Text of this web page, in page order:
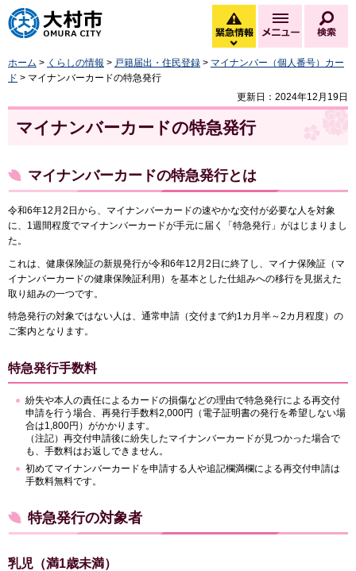
大村市
緊急情報
緊急情報を開く
メニュー
ホーム > くらしの情報 > 戸籍届出・住民登録 > マイナンバー（個人番号）カー
ド > マイナンバーカードの特急発行
更新日：2024年12月19日
マイナンバーカードの特急発行
マイナンバーカードの特急発行とは
令和6年12月2日から、マイナンバーカードの速やかな交付が必要な人を対象
に、1週間程度でマイナンバーカードが手元に届く「特急発行」がはじまりまし
た。
これは、健康保険証の新規発行が令和6年12月2日に終了し、マイナ保険証（マ
イナンバーカードの健康保険証利用）を基本とした仕組みへの移行を見据えた
取り組みの一つです。
特急発行の対象ではない人は、通常申請（交付まで約1カ月半～2カ月程度）の
ご案内となります。
特急発行手数料
紛失や本人の責任によるカードの損傷などの理由で特急発行による再交付
申請を行う場合、再発行手数料2,000円（電子証明書の発行を希望しない場
合は1,800円）がかかります。
（注記）再交付申請後に紛失したマイナンバーカードが見つかった場合で
も、手数料はお返しできません。
初めてマイナンバーカードを申請する人や追記欄満欄による再交付申請は
手数料無料です。
特急発行の対象者
乳児（満1歳未満）